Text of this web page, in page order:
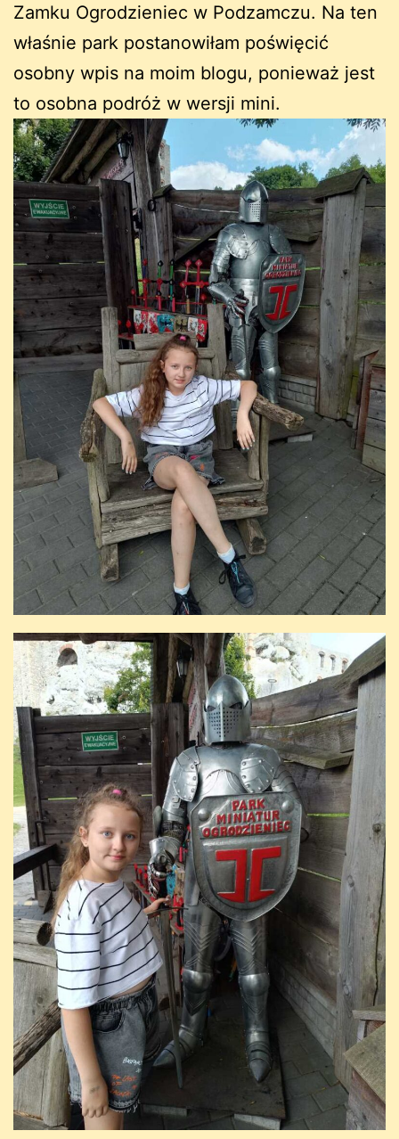
Zamku Ogrodzieniec w Podzamczu. Na ten
właśnie park postanowiłam poświęcić
osobny wpis na moim blogu, ponieważ jest
to osobna podróż w wersji mini.